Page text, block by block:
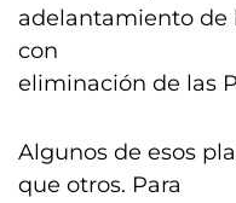
adelantamiento de
con
eliminación de las
Algunos de esos
que otros. Para